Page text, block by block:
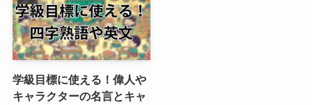
学級目標に使える！偉人や
キャラクターの名言とキャ